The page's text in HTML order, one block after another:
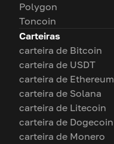
Polygon
Toncoin
Carteiras
carteira de Bitcoin
carteira de USDT
carteira de Ethereum
carteira de Solana
carteira de Litecoin
carteira de Dogecoin
carteira de Monero